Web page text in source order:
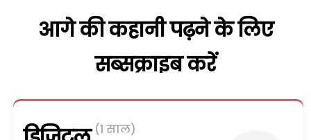
आगे की कहानी पढ़ने के लिए
सब्सक्राइब करें
(1 साल)